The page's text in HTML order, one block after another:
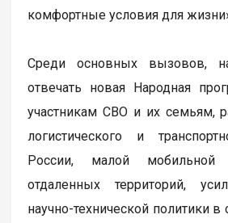
комфортные условия для
Среди основных вызовов,
отвечать новая Народная
участникам СВО и их семьям,
логистического и
России, малой мобильной
отдаленных территорий,
научно-технической политики в